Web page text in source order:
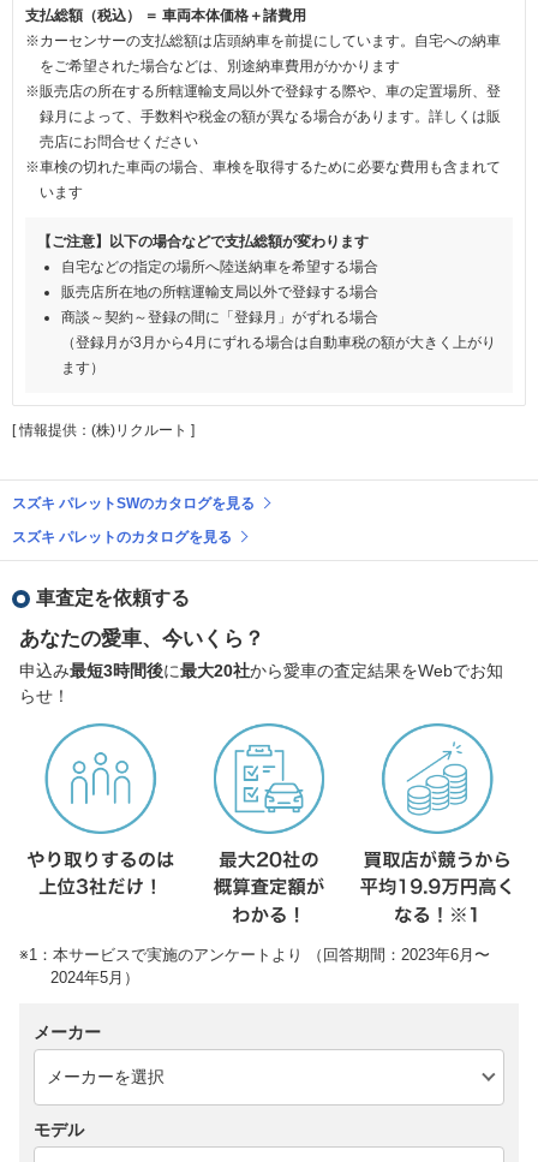
支払総額（税込） ＝ 車両本体価格＋諸費用
※カーセンサーの支払総額は店頭納車を前提にしています。自宅への納車
をご希望された場合などは、別途納車費用がかかります
※販売店の所在する所轄運輸支局以外で登録する際や、車の定置場所、登
録月によって、手数料や税金の額が異なる場合があります。詳しくは販
売店にお問合せください
※車検の切れた車両の場合、車検を取得するために必要な費用も含まれて
います
【ご注意】以下の場合などで支払総額が変わります
自宅などの指定の場所へ陸送納車を希望する場合
販売店所在地の所轄運輸支局以外で登録する場合
商談～契約～登録の間に「登録月」がずれる場合
（登録月が3月から4月にずれる場合は自動車税の額が大きく上がり
ます）
[ 情報提供：(株)リクルート ]
スズキ パレットSWのカタログを見る
スズキ パレットのカタログを見る
車査定を依頼する
あなたの愛車、今いくら？
申込み最短3時間後に最大20社から愛車の査定結果をWebでお知
らせ！
※1：本サービスで実施のアンケートより （回答期間：2023年6月〜
2024年5月）
メーカー
モデル